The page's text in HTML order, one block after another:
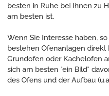
besten in Ruhe bei Ihnen zu
am besten ist.
Wenn Sie Interesse haben,
bestehen Ofenanlagen direkt
Grundofen oder Kachelofen
sich am besten "ein Bild"
des Ofens und der Aufbau